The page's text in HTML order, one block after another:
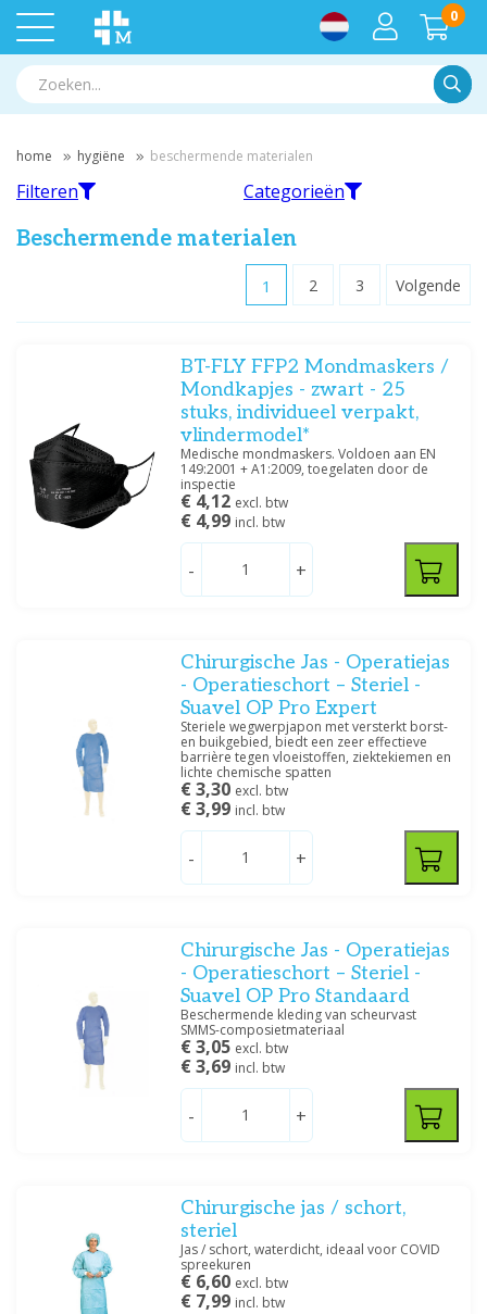
0
home hygiëne beschermende materialen
Meditrade
Mediware
(20)
Prijs
Filteren Categorieën
Beschermende materialen
1 2 3 Volgende
BT-FLY FFP2 Mondmaskers /
Mondkapjes - zwart - 25
stuks, individueel verpakt,
vlindermodel*
Medische mondmaskers. Voldoen aan EN
149:2001 + A1:2009, toegelaten door de
inspectie
€ 4,12 excl. btw
€ 4,99 incl. btw
- +
Chirurgische Jas - Operatiejas
- Operatieschort – Steriel -
Suavel OP Pro Expert
Steriele wegwerpjapon met versterkt borst-
en buikgebied, biedt een zeer effectieve
barrière tegen vloeistoffen, ziektekiemen en
lichte chemische spatten
€ 3,30 excl. btw
€ 3,99 incl. btw
- +
Chirurgische Jas - Operatiejas
- Operatieschort – Steriel -
Suavel OP Pro Standaard
Beschermende kleding van scheurvast
SMMS-composietmateriaal
€ 3,05 excl. btw
€ 3,69 incl. btw
- +
Chirurgische jas / schort,
steriel
Jas / schort, waterdicht, ideaal voor COVID
spreekuren
€ 6,60 excl. btw
€ 7,99 incl. btw